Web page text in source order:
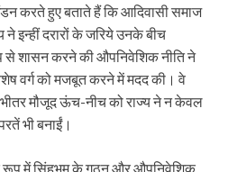
करते हुए बताते हैं कि आदिवासी समाज
ने इन्‍हीं दरारों के जरिये उनके बीच
से शासन करने की औपनिवेशिक नीति ने
वर्ग को मजबूत करने में मदद की। वे
मौजूद ऊंच-नीच को राज्‍य ने न केवल
भी बनाईं।
रूप में सिंहभूम के गठन और औपनिवेशिक